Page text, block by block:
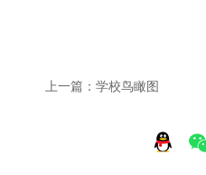
上一篇：学校鸟瞰图